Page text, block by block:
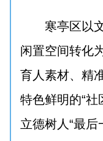
寒亭区以
闲置空间转化
育人素材、精
特色鲜明的“
立德树人“最